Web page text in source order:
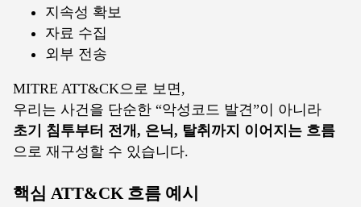
지속성 확보
자료 수집
외부 전송
MITRE ATT&CK으로 보면,
우리는 사건을 단순한 “악성코드 발견”이 아니라
초기 침투부터 전개, 은닉, 탈취까지 이어지는 흐름
으로 재구성할 수 있습니다.
핵심 ATT&CK 흐름 예시